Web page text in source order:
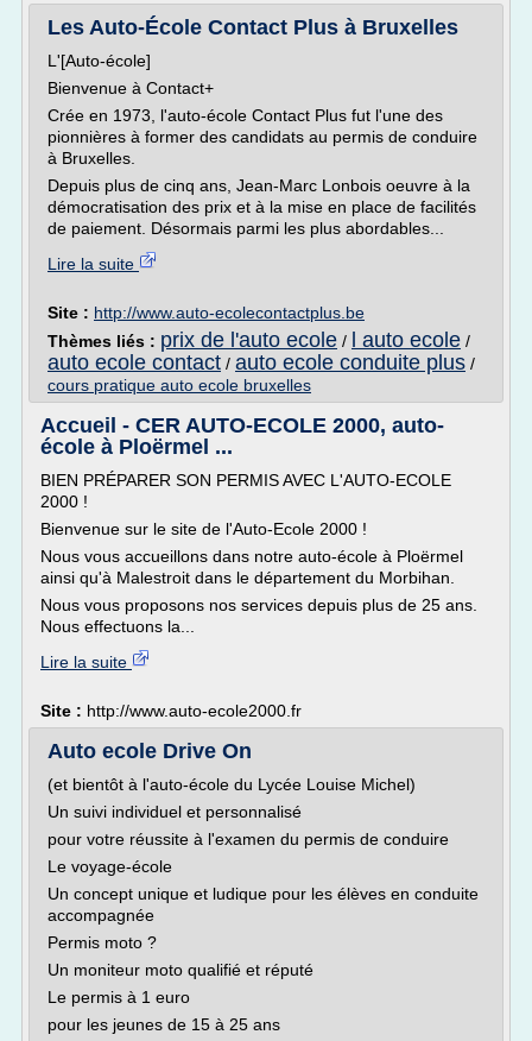
Les Auto-École Contact Plus à Bruxelles
L'[Auto-école]
Bienvenue à Contact+
Crée en 1973, l'auto-école Contact Plus fut l'une des
pionnières à former des candidats au permis de conduire
à Bruxelles.
Depuis plus de cinq ans, Jean-Marc Lonbois oeuvre à la
démocratisation des prix et à la mise en place de facilités
de paiement. Désormais parmi les plus abordables...
Lire la suite
Site : http://www.auto-ecolecontactplus.be
Thèmes liés : prix de l'auto ecole / l auto ecole /
auto ecole contact / auto ecole conduite plus /
cours pratique auto ecole bruxelles
Accueil - CER AUTO-ECOLE 2000, auto-
école à Ploërmel ...
BIEN PRÉPARER SON PERMIS AVEC L'AUTO-ECOLE
2000 !
Bienvenue sur le site de l'Auto-Ecole 2000 !
Nous vous accueillons dans notre auto-école à Ploërmel
ainsi qu'à Malestroit dans le département du Morbihan.
Nous vous proposons nos services depuis plus de 25 ans.
Nous effectuons la...
Lire la suite
Site : http://www.auto-ecole2000.fr
Auto ecole Drive On
(et bientôt à l'auto-école du Lycée Louise Michel)
Un suivi individuel et personnalisé
pour votre réussite à l'examen du permis de conduire
Le voyage-école
Un concept unique et ludique pour les élèves en conduite
accompagnée
Permis moto ?
Un moniteur moto qualifié et réputé
Le permis à 1 euro
pour les jeunes de 15 à 25 ans